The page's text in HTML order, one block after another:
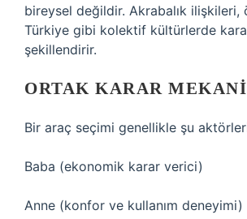
bireysel değildir. Akrabalık ilişkileri,
Türkiye gibi kolektif kültürlerde
şekillendirir.
ORTAK KARAR
Bir araç seçimi genellikle şu
Baba (ekonomik karar verici)
Anne (konfor ve kullanım deneyimi)